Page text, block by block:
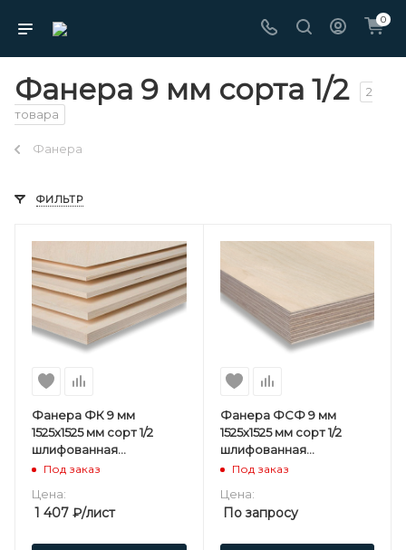
0
Фанера 9 мм сорта 1/2
2
товара
Фанера
ФИЛЬТР
Фанера ФК 9 мм
1525х1525 мм сорт 1/2
шлифованная
березовая
Под заказ
Цена:
1 407 ₽/лист
Фанера ФСФ 9 мм
1525х1525 мм сорт 1/2
шлифованная
березовая
Под заказ
Цена:
По запросу